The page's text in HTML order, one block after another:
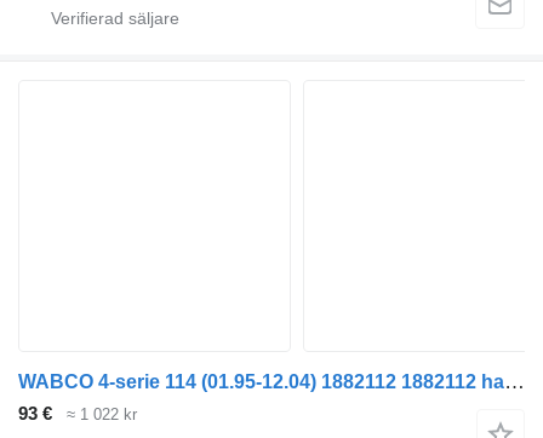
WABCO 4-serie 114 (01.95-12.04) 1882112 1882112 handbromsventil till Scania 4-series (1995-2006) lastbil
93 € ≈ 1 022 kr